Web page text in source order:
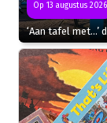
Op 13 augustus 2026
‘Aan tafel met…’